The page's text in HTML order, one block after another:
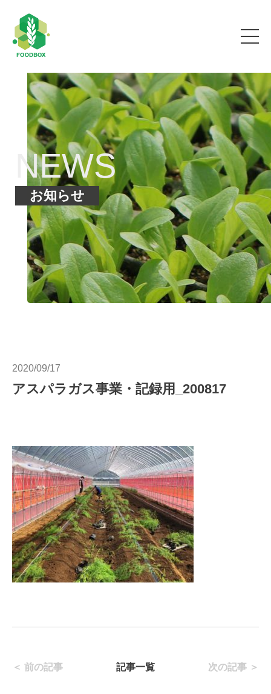
NEWS
お知らせ
2020/09/17
アスパラガス事業・記録用_200817
＜ 前の記事 記事一覧 次の記事 ＞